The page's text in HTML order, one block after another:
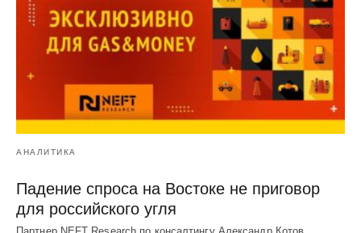
АНАЛИТИКА
Падение спроса на Востоке не приговор
для российского угля